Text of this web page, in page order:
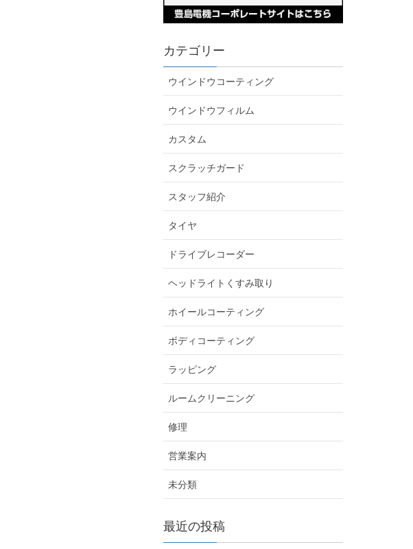
カテゴリー
ウインドウコーティング
ウインドウフィルム
カスタム
スクラッチガード
スタッフ紹介
タイヤ
ドライブレコーダー
ヘッドライトくすみ取り
ホイールコーティング
ボディコーティング
ラッピング
ルームクリーニング
修理
営業案内
未分類
最近の投稿